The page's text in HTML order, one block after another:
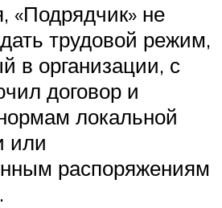
«Подрядчик» не
трудовой режим,
в организации, с
договор и
локальной
или
распоряжениям